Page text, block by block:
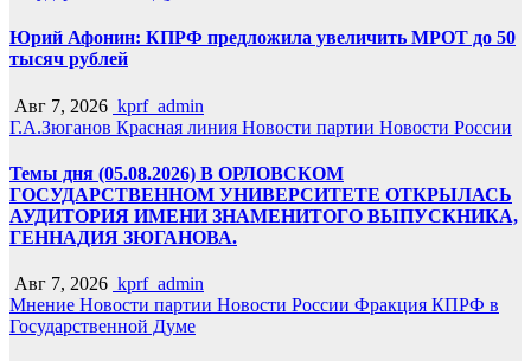
Юрий Афонин: КПРФ предложила увеличить МРОТ до 50
тысяч рублей
Авг 7, 2026 kprf_admin
Г.А.Зюганов Красная линия Новости партии Новости России
Темы дня (05.08.2026) В ОРЛОВСКОМ
ГОСУДАРСТВЕННОМ УНИВЕРСИТЕТЕ ОТКРЫЛАСЬ
АУДИТОРИЯ ИМЕНИ ЗНАМЕНИТОГО ВЫПУСКНИКА,
ГЕННАДИЯ ЗЮГАНОВА.
Авг 7, 2026 kprf_admin
Мнение Новости партии Новости России Фракция КПРФ в
Государственной Думе